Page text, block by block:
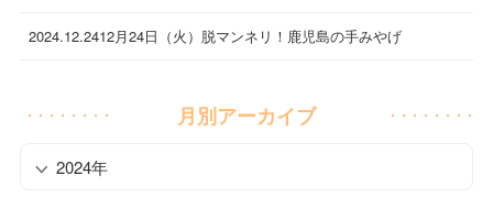
2024.12.2412月24日（火）脱マンネリ！鹿児島の手みやげ
月別アーカイブ
2024年